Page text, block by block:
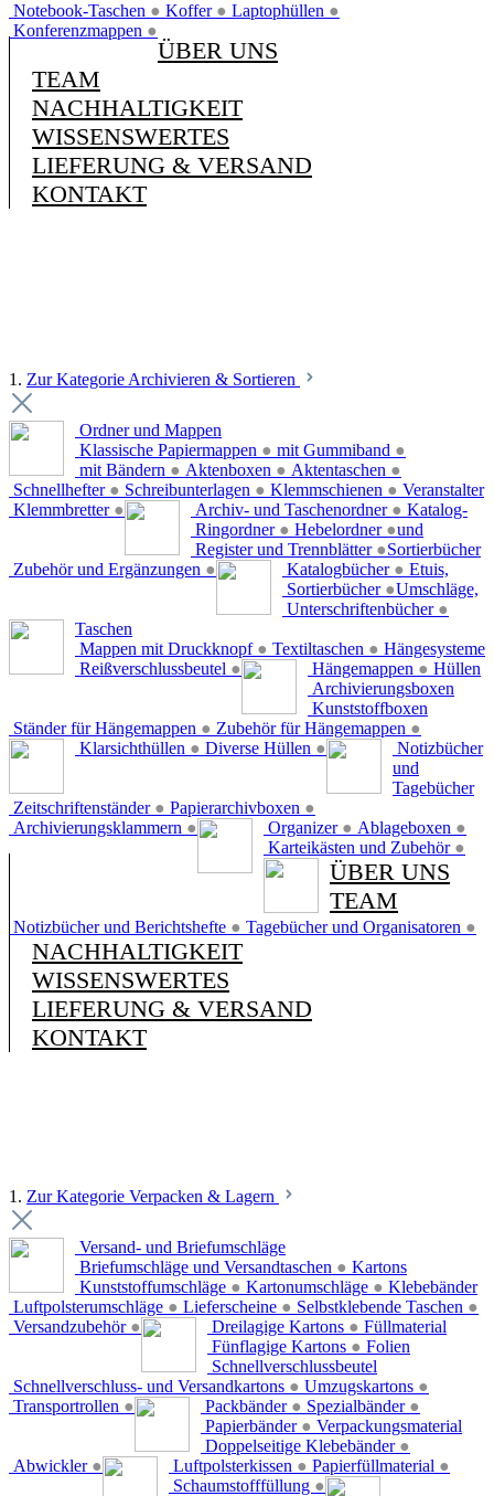
Notebook-Taschen ● Koffer ● Laptophüllen ●
Konferenzmappen ●
ÜBER UNS
TEAM
NACHHALTIGKEIT
WISSENSWERTES
LIEFERUNG & VERSAND
KONTAKT
1. Zur Kategorie Archivieren & Sortieren
Ordner und Mappen
Klassische Papiermappen ● mit Gummiband ●
mit Bändern ● Aktenboxen ● Aktentaschen ●
Schnellhefter ● Schreibunterlagen ● Klemmschienen ●
Klemmbretter ●
Veranstalter
Archiv- und Taschenordner ●
Ringordner ● Hebelordner ●
Register und Trennblätter ●
Zubehör und Ergänzungen ●
Katalog-
und
Sortierbücher
Katalogbücher ●
Sortierbücher ●
Unterschriftenbücher ●
Etuis,
Umschläge,
Taschen
Mappen mit Druckknopf ● Textiltaschen ●
Reißverschlussbeutel ●
Hängesysteme
Hängemappen ●
Ständer für Hängemappen ● Zubehör für Hängemappen ●
Hüllen
Klarsichthüllen ● Diverse Hüllen ●
Archivierungsboxen
Zeitschriftenständer ● Papierarchivboxen ●
Archivierungsklammern ●
Kunststoffboxen
Organizer ● Ablageboxen ●
Karteikästen und Zubehör ●
Notizbücher
und
Tagebücher
Notizbücher und Berichtshefte ● Tagebücher und Organisatoren ●
ÜBER UNS
TEAM
NACHHALTIGKEIT
WISSENSWERTES
LIEFERUNG & VERSAND
KONTAKT
1. Zur Kategorie Verpacken & Lagern
Versand- und Briefumschläge
Briefumschläge und Versandtaschen ●
Kunststoffumschläge ● Kartonumschläge ●
Luftpolsterumschläge ● Lieferscheine ● Selbstklebende Taschen ●
Versandzubehör ●
Kartons
Dreilagige Kartons ●
Fünflagige Kartons ●
Schnellverschluss- und Versandkartons ● Umzugskartons ●
Transportrollen ●
Klebebänder
Packbänder ● Spezialbänder ●
Papierbänder ●
Doppelseitige Klebebänder ●
Abwickler ●
Füllmaterial
Luftpolsterkissen ● Papierfüllmaterial ●
Schaumstofffüllung ●
Folien
Schnellverschlussbeutel
Verpackungsmaterial